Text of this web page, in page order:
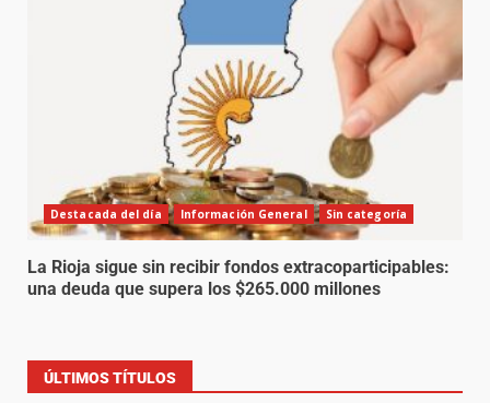
Destacada del día Información General Sin categoría
La Rioja sigue sin recibir fondos extracoparticipables:
una deuda que supera los $265.000 millones
ÚLTIMOS TÍTULOS